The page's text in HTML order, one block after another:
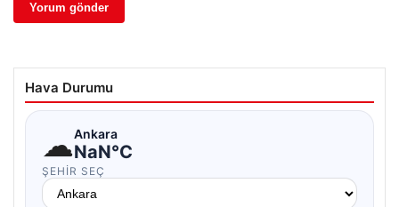
Hava Durumu
☁Ankara
NaN°C
ŞEHIR SEÇ